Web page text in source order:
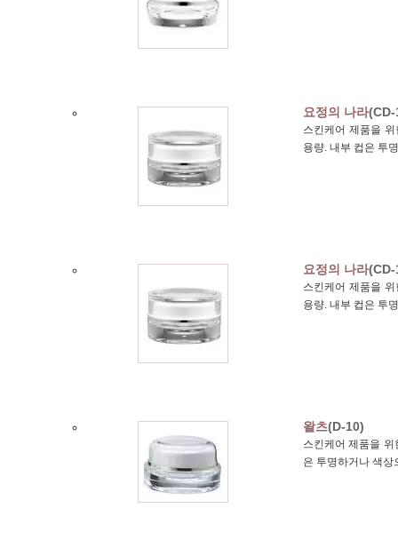
요정의 나라(CD-
스킨케어 제품을
용량. 내부 컵은 투
요정의 나라(CD-
스킨케어 제품을
용량. 내부 컵은 투
왈츠(D-10)
스킨케어 제품을
은 투명하거나 색상